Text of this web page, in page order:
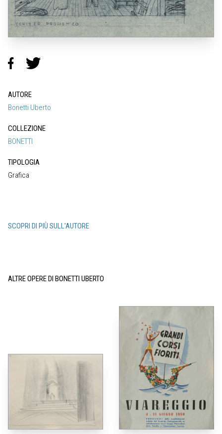
AUTORE
Bonetti Uberto
COLLEZIONE
BONETTI
TIPOLOGIA
Grafica
SCOPRI DI PIÙ SULL'AUTORE
ALTRE OPERE DI BONETTI UBERTO